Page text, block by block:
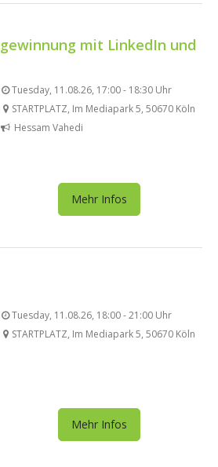
mit LinkedIn und
Tuesday, 11.08.26, 17:00 - 18:30 Uhr
STARTPLATZ, Im Mediapark 5, 50670 Köln
Hessam Vahedi
Mehr Infos
Tuesday, 11.08.26, 18:00 - 21:00 Uhr
STARTPLATZ, Im Mediapark 5, 50670 Köln
Mehr Infos